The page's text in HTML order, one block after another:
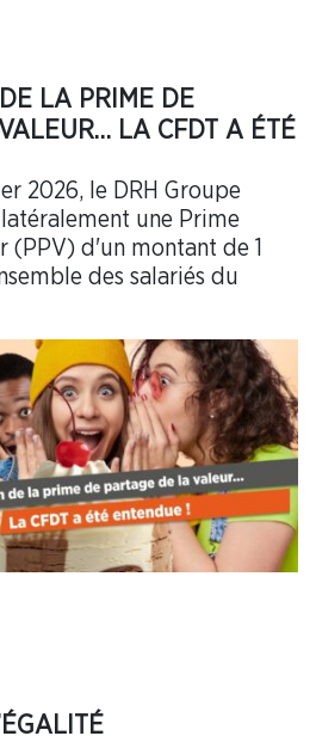
LA PRIME DE
LA CFDT A ÉTÉ
2026, le DRH Groupe
une Prime
(PPV) d'un montant de 1
des salariés du